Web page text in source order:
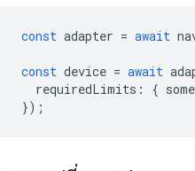
const adapter = await
const device = await
requiredLimits : {
});